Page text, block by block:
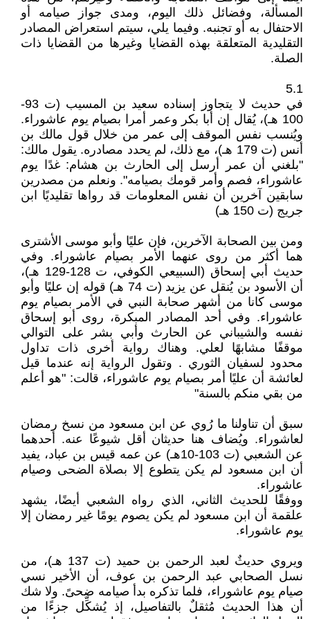
المسألة، وفضائل ذلك اليوم، ومدى جواز صيامه أو
الاحتفال به أو تجنبه. وفيما يلي، سيتم استعراض المصادر
التقليدية المتعلقة بهذه القضايا وغيرها من القضايا ذات
الصلة.
5.1
في حديث لا يتجاوز إسناده سعيد بن المسيب (ت 93-
100 هـ)، يُقال إن أبا بكر وعمر أمرا بصيام يوم عاشوراء.
ويُنسب نفس الموقف إلى عمر من خلال قول مالك بن
أنس (ت 179 هـ)، مع ذلك، لم يحدد مصادره. يقول مالك:
"بلغني أن عمر أرسل إلى الحارث بن هشام: غدًا يوم
عاشوراء، فصم وأمر قومك بصيامه". ونعلم من مصدرين
سابقين آخرين أن نفس المعلومات قد رواها تقليديًا ابن
جريج (ت 150 هـ)
ومن بين الصحابة الآخرين، فإن عليًا وأبو موسى الأشترى
هما أكثر من روى عنهما الأمر بصيام عاشوراء. وفي
حديث أبي إسحاق (السبيعي الكوفي، ت 128-129 هـ)،
أن الأسود بن يُنقل عن يزيد (ت 74 هـ) قوله إن عليًا وأبو
موسى كانا من أشهر صحابة النبي في الأمر بصيام يوم
عاشوراء. وفي أحد المصادر المبكرة، روى أبو إسحاق
نفسه والشيباني عن الحارث وأبي بشر على التوالي
موقفًا مشابهًا لعلي. وهناك رواية أخرى ذات تداول
محدود لسفيان الثوري . وتقول الرواية إنه عندما قيل
لعائشة أن عليًا أمر بصيام يوم عاشوراء، قالت: "هو أعلم
من بقي منكم بالسنة"
سبق أن تناولنا ما رُوي عن ابن مسعود من نسخ رمضان
لعاشوراء. ويُضاف هنا حديثان أقل شيوعًا عنه. أحدهما
عن الشعبي (ت 103-10هـ) عن عمه قيس بن عباد، يفيد
أن ابن مسعود لم يكن يتطوع إلا بصلاة الضحى وصيام
عاشوراء.
ووفقًا للحديث الثاني، الذي رواه الشعبي أيضًا، يشهد
علقمة أن ابن مسعود لم يكن يصوم يومًا غير رمضان إلا
يوم عاشوراء.
ويروي حديثٌ لعبد الرحمن بن حميد (ت 137 هـ)، من
نسل الصحابي عبد الرحمن بن عوف، أن الأخير نسي
صيام يوم عاشوراء، فلما تذكره بدأ صيامه ضحىً. ولا شك
أن هذا الحديث مُثقلٌ بالتفاصيل، إذ يُشكِّل جزءًا من